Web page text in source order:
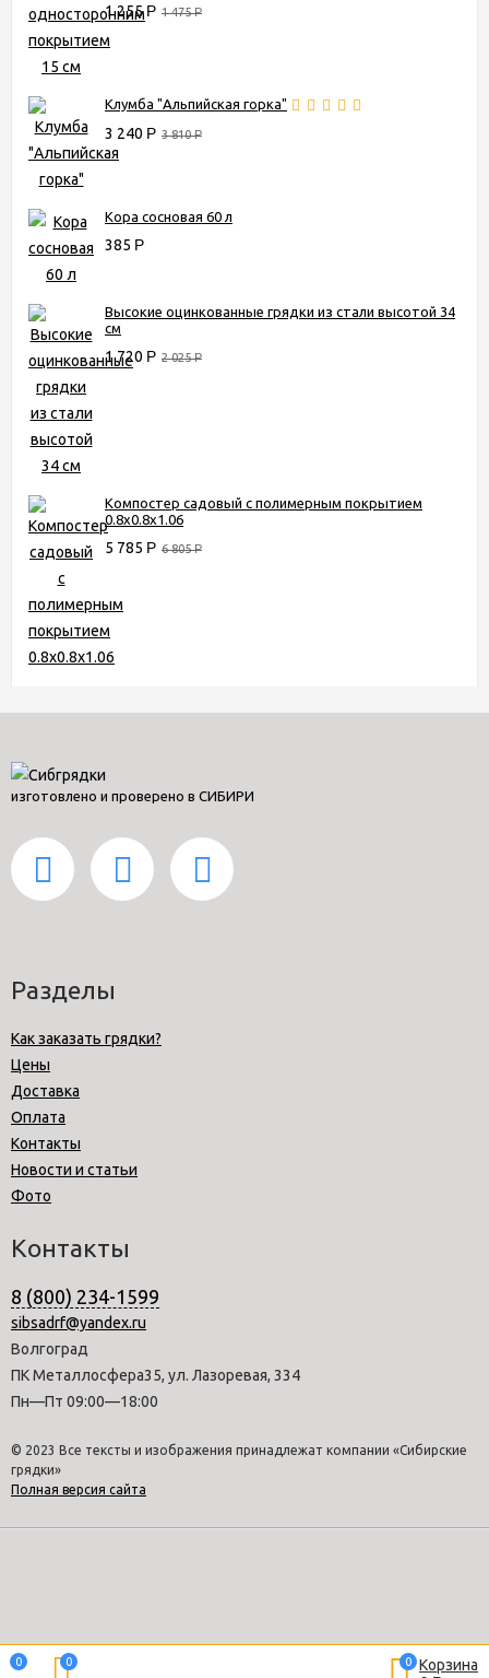
1 255Р 1 475Р
Клумба "Альпийская горка"
3 240 Р 3 810Р
Кора сосновая 60 л
385 Р
Высокие оцинкованные грядки из стали высотой 34
см
1 720 Р 2 025Р
Компостер садовый с полимерным покрытием
0.8х0.8х1.06
5 785 Р 6 805Р
изготовлено и проверено в СИБИРИ
Разделы
Как заказать грядки?
Цены
Доставка
Оплата
Контакты
Новости и статьи
Фото
Контакты
8 (800) 234-1599
sibsadrf@yandex.ru
Волгоград
ПК Металлосфера35, ул. Лазоревая, 334
Пн—Пт 09:00—18:00
© 2023 Все тексты и изображения принадлежат компании «Сибирские
грядки»
Полная версия сайта
0 0 0 Корзина